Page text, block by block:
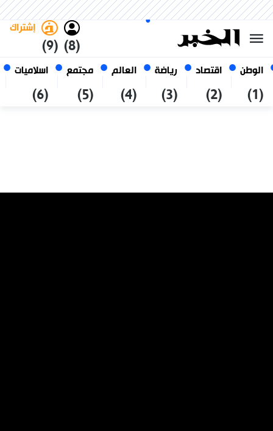
الوطن
(1)
اقتصاد
(2)
رياضة
(3)
العالم
(4)
مجتمع
(5)
اسلاميات
(6)
(8)
إشتراك
(9)
06 أغسطس 2026
الجزائر